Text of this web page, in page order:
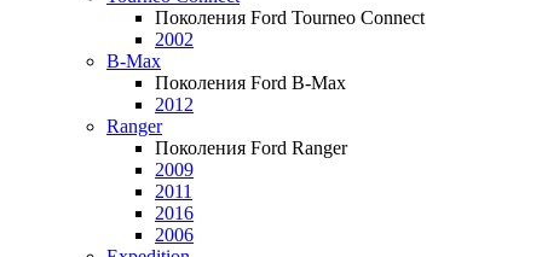
Поколения Ford Tourneo Connect
2002
B-Max
Поколения Ford B-Max
2012
Ranger
Поколения Ford Ranger
2009
2011
2016
2006